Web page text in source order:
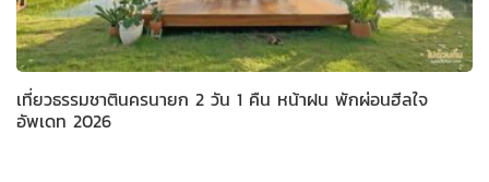
เที่ยวธรรมชาตินครนายก 2 วัน 1 คืน หน้าฝน พักผ่อนฮีลใจ
อัพเดท 2026